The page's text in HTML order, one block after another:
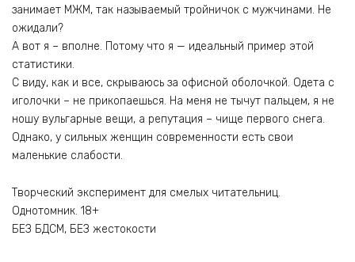
занимает МЖМ, так называемый тройничок с мужчинами. Не
ожидали?
А вот я – вполне. Потому что я — идеальный пример этой
статистики.
С виду, как и все, скрываюсь за офисной оболочкой. Одета с
иголочки – не прикопаешься. На меня не тычут пальцем, я не
ношу вульгарные вещи, а репутация – чище первого снега.
Однако, у сильных женщин современности есть свои
маленькие слабости.
Творческий эксперимент для смелых читательниц.
Однотомник. 18+
БЕЗ БДСМ, БЕЗ жестокости